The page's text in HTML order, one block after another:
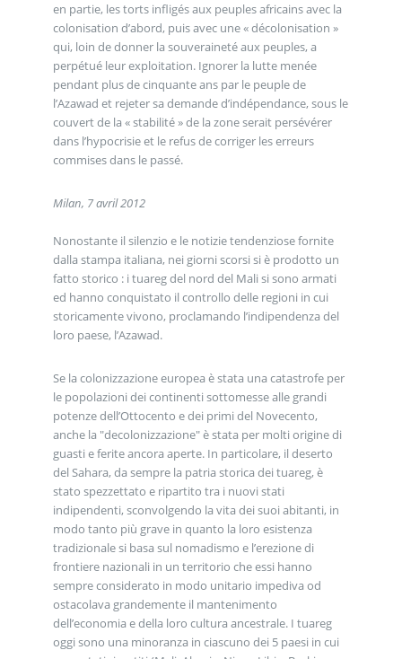
en partie, les torts infligés aux peuples africains avec la
colonisation d’abord, puis avec une « décolonisation »
qui, loin de donner la souveraineté aux peuples, a
perpétué leur exploitation. Ignorer la lutte menée
pendant plus de cinquante ans par le peuple de
l’Azawad et rejeter sa demande d’indépendance, sous le
couvert de la « stabilité » de la zone serait persévérer
dans l’hypocrisie et le refus de corriger les erreurs
commises dans le passé.
Milan, 7 avril 2012
Nonostante il silenzio e le notizie tendenziose fornite
dalla stampa italiana, nei giorni scorsi si è prodotto un
fatto storico : i tuareg del nord del Mali si sono armati
ed hanno conquistato il controllo delle regioni in cui
storicamente vivono, proclamando l’indipendenza del
loro paese, l’Azawad.
Se la colonizzazione europea è stata una catastrofe per
le popolazioni dei continenti sottomesse alle grandi
potenze dell’Ottocento e dei primi del Novecento,
anche la "decolonizzazione" è stata per molti origine di
guasti e ferite ancora aperte. In particolare, il deserto
del Sahara, da sempre la patria storica dei tuareg, è
stato spezzettato e ripartito tra i nuovi stati
indipendenti, sconvolgendo la vita dei suoi abitanti, in
modo tanto più grave in quanto la loro esistenza
tradizionale si basa sul nomadismo e l’erezione di
frontiere nazionali in un territorio che essi hanno
sempre considerato in modo unitario impediva od
ostacolava grandemente il mantenimento
dell’economia e della loro cultura ancestrale. I tuareg
oggi sono una minoranza in ciascuno dei 5 paesi in cui